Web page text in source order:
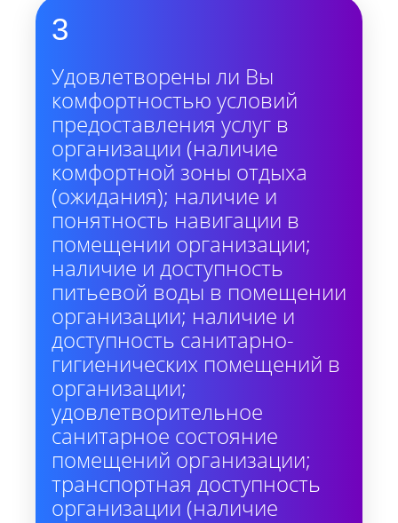
3
Удовлетворены ли Вы
комфортностью условий
предоставления услуг в
организации (наличие
комфортной зоны отдыха
(ожидания); наличие и
понятность навигации в
помещении организации;
наличие и доступность
питьевой воды в помещении
организации; наличие и
доступность санитарно-
гигиенических помещений в
организации;
удовлетворительное
санитарное состояние
помещений организации;
транспортная доступность
организации (наличие